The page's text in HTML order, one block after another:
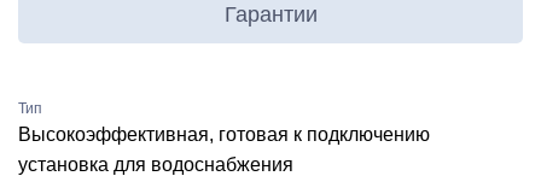
Гарантии
Тип
Высокоэффективная, готовая к подключению
установка для водоснабжения